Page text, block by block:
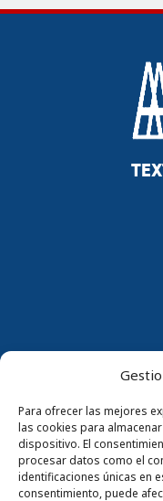
Para ofrecer las mejores
las cookies para
dispositivo. El
procesar datos como el
identificaciones únicas en
consentimiento, puede
Parque
de
Nº33